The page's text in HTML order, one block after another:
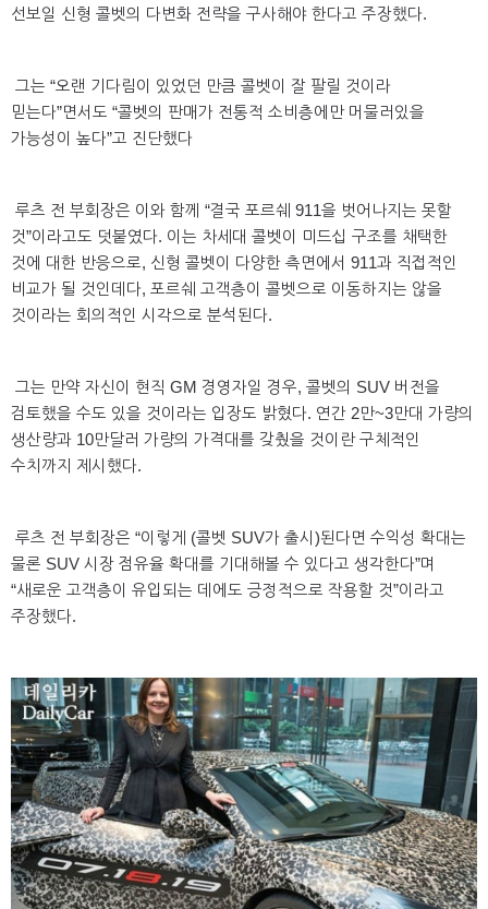
선보일 신형 콜벳의 다변화 전략을 구사해야 한다고 주장했다.
그는 “오랜 기다림이 있었던 만큼 콜벳이 잘 팔릴 것이라
믿는다”면서도 “콜벳의 판매가 전통적 소비층에만 머물러있을
가능성이 높다”고 진단했다
루츠 전 부회장은 이와 함께 “결국 포르쉐 911을 벗어나지는 못할
것”이라고도 덧붙였다. 이는 차세대 콜벳이 미드십 구조를 채택한
것에 대한 반응으로, 신형 콜벳이 다양한 측면에서 911과 직접적인
비교가 될 것인데다, 포르쉐 고객층이 콜벳으로 이동하지는 않을
것이라는 회의적인 시각으로 분석된다.
그는 만약 자신이 현직 GM 경영자일 경우, 콜벳의 SUV 버전을
검토했을 수도 있을 것이라는 입장도 밝혔다. 연간 2만~3만대 가량의
생산량과 10만달러 가량의 가격대를 갖췄을 것이란 구체적인
수치까지 제시했다.
루츠 전 부회장은 “이렇게 (콜벳 SUV가 출시)된다면 수익성 확대는
물론 SUV 시장 점유율 확대를 기대해볼 수 있다고 생각한다”며
“새로운 고객층이 유입되는 데에도 긍정적으로 작용할 것”이라고
주장했다.